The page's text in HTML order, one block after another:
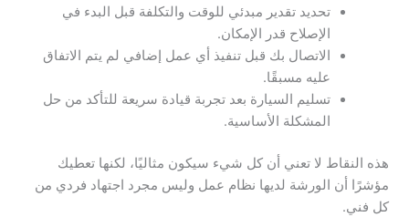
تحديد تقدير مبدئي للوقت والتكلفة قبل البدء في
الإصلاح قدر الإمكان.
الاتصال بك قبل تنفيذ أي عمل إضافي لم يتم الاتفاق
عليه مسبقًا.
تسليم السيارة بعد تجربة قيادة سريعة للتأكد من حل
المشكلة الأساسية.
هذه النقاط لا تعني أن كل شيء سيكون مثاليًا، لكنها تعطيك
مؤشرًا أن الورشة لديها نظام عمل وليس مجرد اجتهاد فردي من
كل فني.